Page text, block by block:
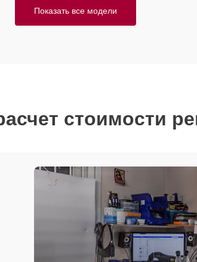
Показать все модели
стоимости